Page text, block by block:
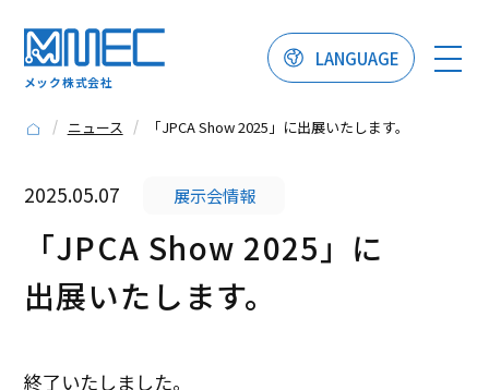
メック株式会社
LANGUAGE
ニュース 「JPCA Show 2025」に出展いたします。
2025.05.07 展示会情報
「JPCA Show 2025」に
出展いたします。
終了いたしました。